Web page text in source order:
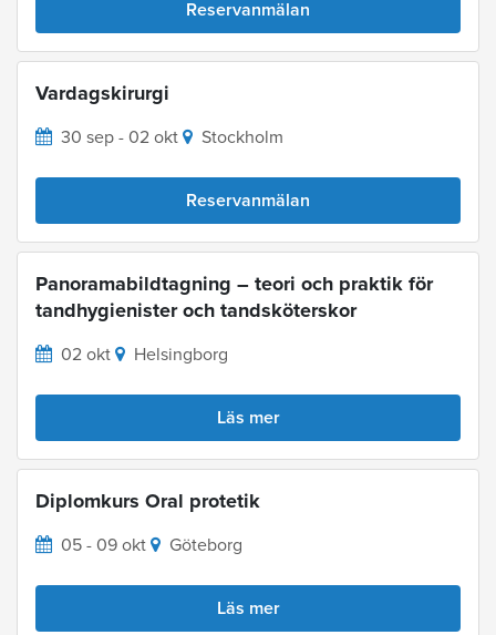
Reservanmälan
Vardagskirurgi
30 sep - 02 okt Stockholm
Reservanmälan
Panoramabildtagning – teori och praktik för
tandhygienister och tandsköterskor
02 okt Helsingborg
Läs mer
Diplomkurs Oral protetik
05 - 09 okt Göteborg
Läs mer